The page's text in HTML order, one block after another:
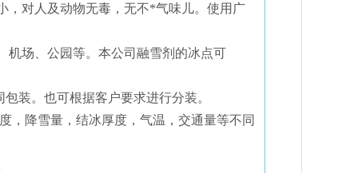
，对人及动物无毒，无不*气味儿。使用广
机场、公园等。本公司融雪剂的冰点可
装。也可根据客户要求进行分装。
，降雪量，结冰厚度，气温，交通量等不同